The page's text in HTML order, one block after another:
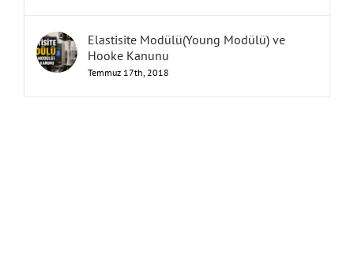
Elastisite Modülü(Young Modülü) ve
Hooke Kanunu
Temmuz 17th, 2018